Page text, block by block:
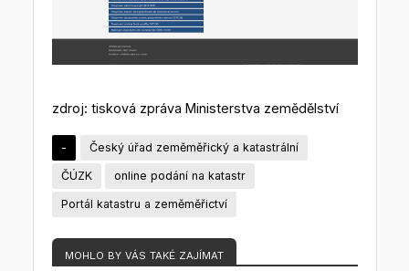
zdroj: tisková zpráva Ministerstva zemědělství
- Český úřad zeměměřický a katastrální
ČÚZK online podání na katastr
Portál katastru a zeměměřictví
MOHLO BY VÁS TAKÉ ZAJÍMAT